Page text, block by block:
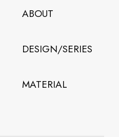
ABOUT
DESIGN/SERIES
MATERIAL